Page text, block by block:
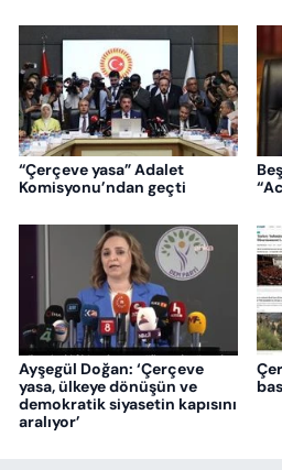
“Çerçeve yasa” Adalet
Komisyonu’ndan geçti
Ayşegül Doğan: ‘Çerçeve
yasa, ülkeye dönüşün ve
demokratik siyasetin kapısını
aralıyor’